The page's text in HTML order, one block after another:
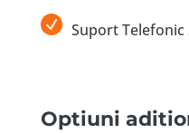
Suport Telefonic
Optiuni